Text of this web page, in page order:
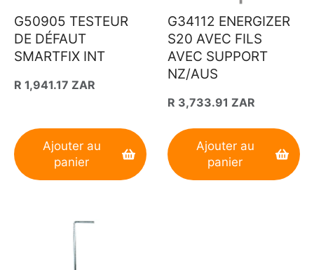
G50905 TESTEUR
DE DÉFAUT
SMARTFIX INT
Prix
R 1,941.17 ZAR
Ajouter au
panier
G34112 ENERGIZER
S20 AVEC FILS
AVEC SUPPORT
NZ/AUS
Prix
habituel
R 3,733.91 ZAR
Ajouter au
panier